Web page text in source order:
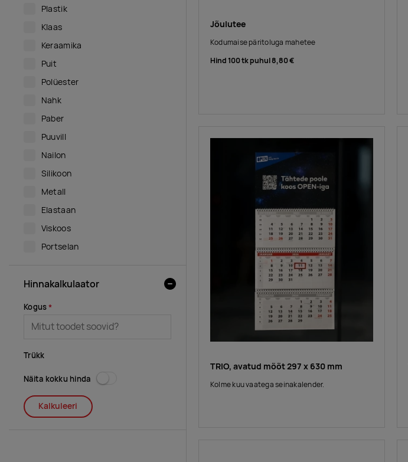
Jõulutee
Kodumaise päritoluga mahetee
Hind 100 tk puhul8,80 €
TRIO, avatud mõõt 297 x 630 mm
Kolme kuu vaatega seinakalender.
Plastik
Klaas
Keraamika
Puit
Polüester
Nahk
Paber
Puuvill
Nailon
Silikoon
Metall
Elastaan
Viskoos
Portselan
Hinnakalkulaator
Kogus
Trükk
Näita kokku hinda
Kalkuleeri